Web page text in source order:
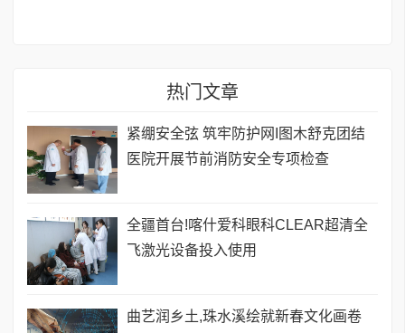
热门文章
紧绷安全弦 筑牢防护网I图木舒克团结
医院开展节前消防安全专项检查
全疆首台!喀什爱科眼科CLEAR超清全
飞激光设备投入使用
曲艺润乡土,珠水溪绘就新春文化画卷